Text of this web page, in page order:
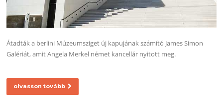
Átadták a berlini Múzeumsziget új kapujának számító James Simon
Galériát, amit Angela Merkel német kancellár nyitott meg.
olvasson tovább